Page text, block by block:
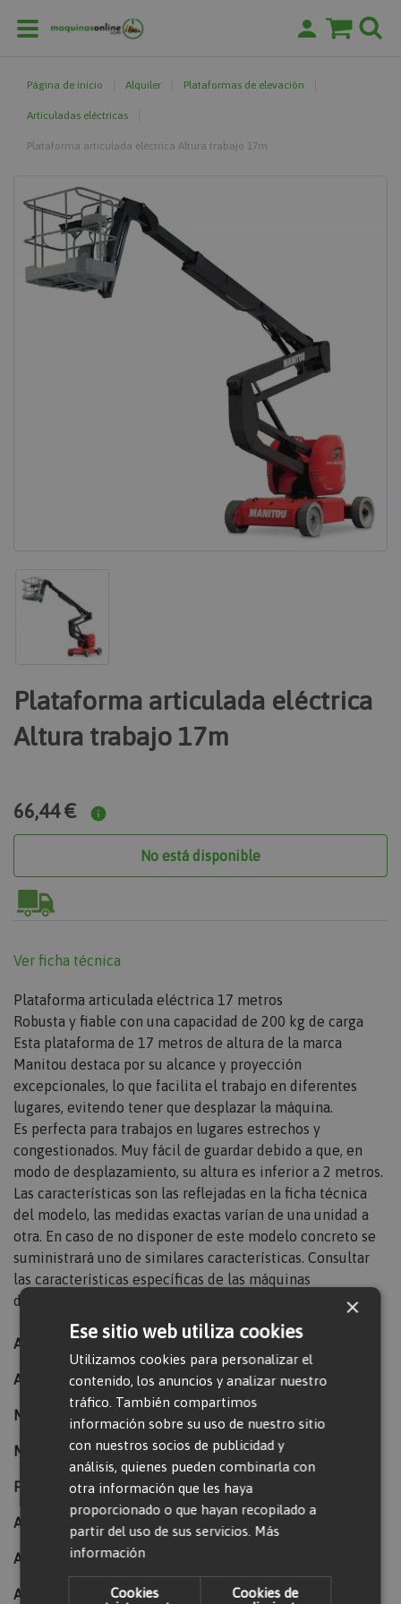
Página de inicio Alquiler Plataformas de elevación
Articuladas eléctricas
Plataforma articulada eléctrica Altura trabajo 17m
Plataforma articulada eléctrica
Altura trabajo 17m
66,44 €
No está disponible
Ver ficha técnica
Plataforma articulada eléctrica 17 metros
Robusta y fiable con una capacidad de 200 kg de carga
Esta plataforma de 17 metros de altura de la marca
Manitou destaca por su alcance y proyección
excepcionales, lo que facilita el trabajo en diferentes
lugares, evitendo tener que desplazar la máquina.
Es perfecta para trabajos en lugares estrechos y
congestionados. Muy fácil de guardar debido a que, en
modo de desplazamiento, su altura es inferior a 2 metros.
Las características son las reflejadas en la ficha técnica
del modelo, las medidas exactas varían de una unidad a
otra. En caso de no disponer de este modelo concreto se
suministrará uno de similares características. Consultar
las características específicas de las máquinas
disponibles.
Alcance máximo horizontal (m):9,43
Altura de la máquina (m):1,97
Marca:
Modelo: 170 AETJ-L
Peso (kg):6910
Alto de la plataforma (m): 15
Altura máxima de trabajo (m):
Ancho de la máquina (mm):
×
Ese sitio web utiliza cookies
Utilizamos cookies para personalizar el
contenido, los anuncios y analizar nuestro
tráfico. También compartimos
información sobre su uso de nuestro sitio
con nuestros socios de publicidad y
análisis, quienes pueden combinarla con
otra información que les haya
proporcionado o que hayan recopilado a
partir del uso de sus servicios. Más
información
Cookies
Cookies de